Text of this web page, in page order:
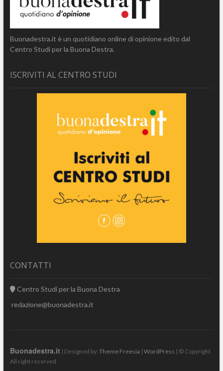
Buonadestra.it è un quotidiano online di opinione edito dal
Centro Studi per la Buona Destra.
ISCRIVITI AL CENTRO STUDI
CONTATTI
Centro Studi per la Buona Destra
redazione@buonadestra.it
Buonadestra.it | Designed by: Theme Freesia | WordPress | © Copyright
All right reserved